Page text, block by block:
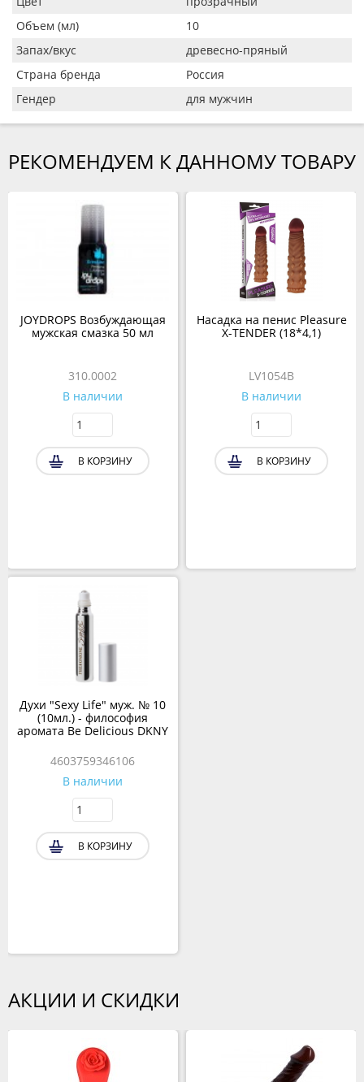
Объем (мл)
10
Запах/вкус
древесно-пряный
Страна бренда
Россия
Гендер
для мужчин
РЕКОМЕНДУЕМ К ДАННОМУ ТОВАРУ
JOYDROPS Возбуждающая
мужская смазка 50 мл
310.0002
В наличии
В КОРЗИНУ
Духи "Sexy Life" муж. № 10
(10мл.) - философия
аромата Be Delicious DKNY
4603759346106
В наличии
В КОРЗИНУ
Насадка на пенис Pleasure
X-TENDER (18*4,1)
LV1054B
В наличии
В КОРЗИНУ
АКЦИИ И СКИДКИ